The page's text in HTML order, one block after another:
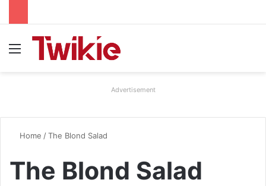
Advertisement
Home /The Blond Salad
The Blond Salad